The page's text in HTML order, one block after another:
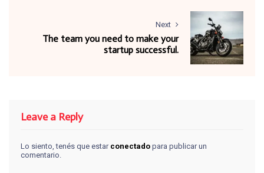
Next
The team you need to make your
startup successful.
Leave a Reply
Lo siento, tenés que estar conectado para publicar un
comentario.